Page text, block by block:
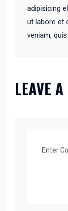
adipisicing
ut labore et
veniam,
LEAVE